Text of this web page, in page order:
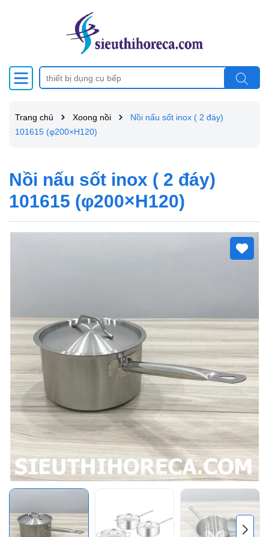
Trang chủ Xoong nồi
Nồi nấu sốt inox ( 2 đáy)
101615 (φ200×H120)
Nồi nấu sốt inox ( 2 đáy)
101615 (φ200×H120)